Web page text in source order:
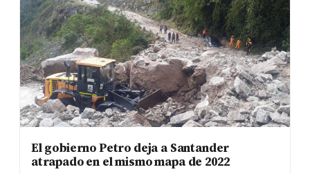
El gobierno Petro deja a Santander
atrapado en el mismo mapa de 2022